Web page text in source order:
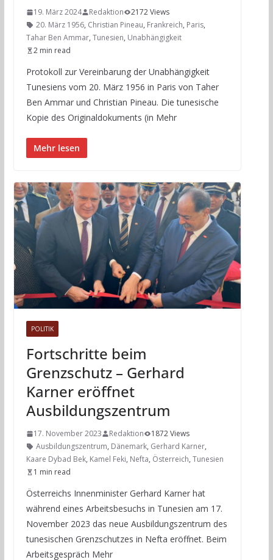
19. März 2024 Redaktion
2172 Views
20. März 1956, Christian Pineau, Frankreich, Paris,
Tahar Ben Ammar, Tunesien, Unabhängigkeit
2 min read
Protokoll zur Vereinbarung der Unabhängigkeit
Tunesiens vom 20. März 1956 in Paris von Taher
Ben Ammar und Christian Pineau. Die tunesische
Kopie des Originaldokuments (in Mehr
Mehr lesen
POLITIK
Fortschritte beim
Grenzschutz – Gerhard
Karner eröffnet
Ausbildungszentrum
17. November 2023 Redaktion
1872 Views
Ausbildungszentrum, Dänemark, Gerhard Karner,
Kaare Dybad Bek, Kamel Feki, Nefta, Österreich, Tunesien
1 min read
Österreichs Innenminister Gerhard Karner hat
während eines Arbeitsbesuchs in Tunesien am 17.
November 2023 das neue Ausbildungszentrum des
tunesischen Grenzschutzes in Nefta eröffnet. Beim
Arbeitsgespräch Mehr